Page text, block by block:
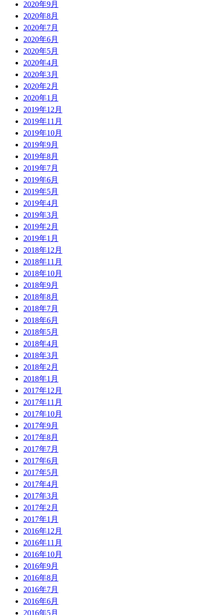
2020年9月
2020年8月
2020年7月
2020年6月
2020年5月
2020年4月
2020年3月
2020年2月
2020年1月
2019年12月
2019年11月
2019年10月
2019年9月
2019年8月
2019年7月
2019年6月
2019年5月
2019年4月
2019年3月
2019年2月
2019年1月
2018年12月
2018年11月
2018年10月
2018年9月
2018年8月
2018年7月
2018年6月
2018年5月
2018年4月
2018年3月
2018年2月
2018年1月
2017年12月
2017年11月
2017年10月
2017年9月
2017年8月
2017年7月
2017年6月
2017年5月
2017年4月
2017年3月
2017年2月
2017年1月
2016年12月
2016年11月
2016年10月
2016年9月
2016年8月
2016年7月
2016年6月
2016年5月